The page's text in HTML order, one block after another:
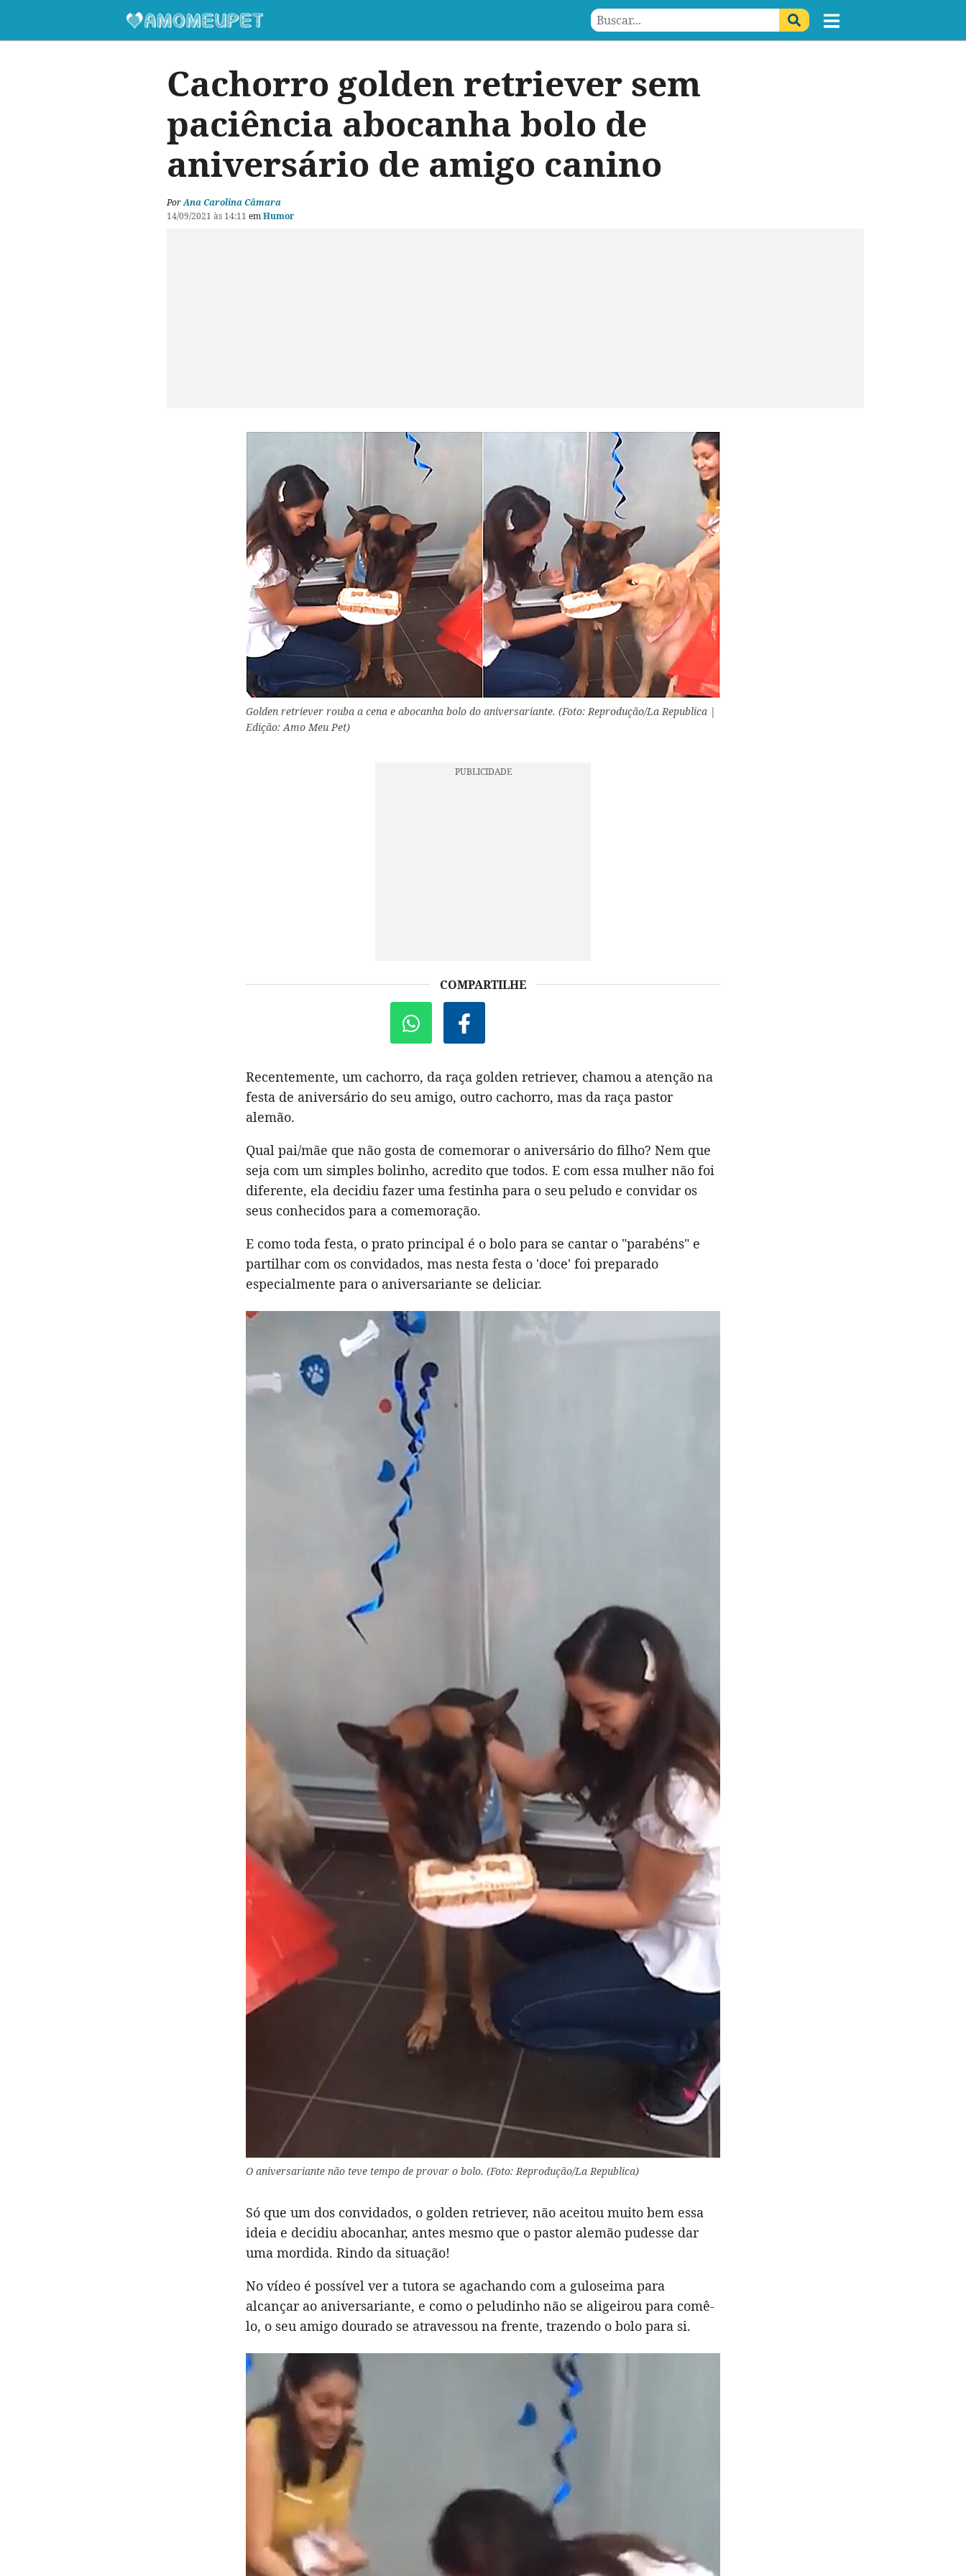
Cachorro golden retriever sem
paciência abocanha bolo de
aniversário de amigo canino
PorAna Carolina Câmara
14/09/2021 às 14:11 emHumor
Golden retriever rouba a cena e abocanha bolo do aniversariante. (Foto: Reprodução/La Republica |
Edição: Amo Meu Pet)
COMPARTILHE
Recentemente, um cachorro, da raça golden retriever, chamou a atenção na
festa de aniversário do seu amigo, outro cachorro, mas da raça pastor
alemão.
Qual pai/mãe que não gosta de comemorar o aniversário do filho? Nem que
seja com um simples bolinho, acredito que todos. E com essa mulher não foi
diferente, ela decidiu fazer uma festinha para o seu peludo e convidar os
seus conhecidos para a comemoração.
E como toda festa, o prato principal é o bolo para se cantar o "parabéns" e
partilhar com os convidados, mas nesta festa o 'doce' foi preparado
especialmente para o aniversariante se deliciar.
O aniversariante não teve tempo de provar o bolo. (Foto: Reprodução/La Republica)
Só que um dos convidados, o golden retriever, não aceitou muito bem essa
ideia e decidiu abocanhar, antes mesmo que o pastor alemão pudesse dar
uma mordida. Rindo da situação!
No vídeo é possível ver a tutora se agachando com a guloseima para
alcançar ao aniversariante, e como o peludinho não se aligeirou para comê-
lo, o seu amigo dourado se atravessou na frente, trazendo o bolo para si.